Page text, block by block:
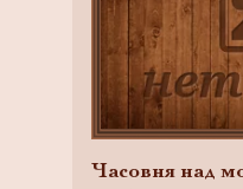
Часовня над